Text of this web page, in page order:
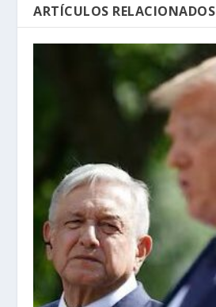
ARTÍCULOS RELACIONADOS